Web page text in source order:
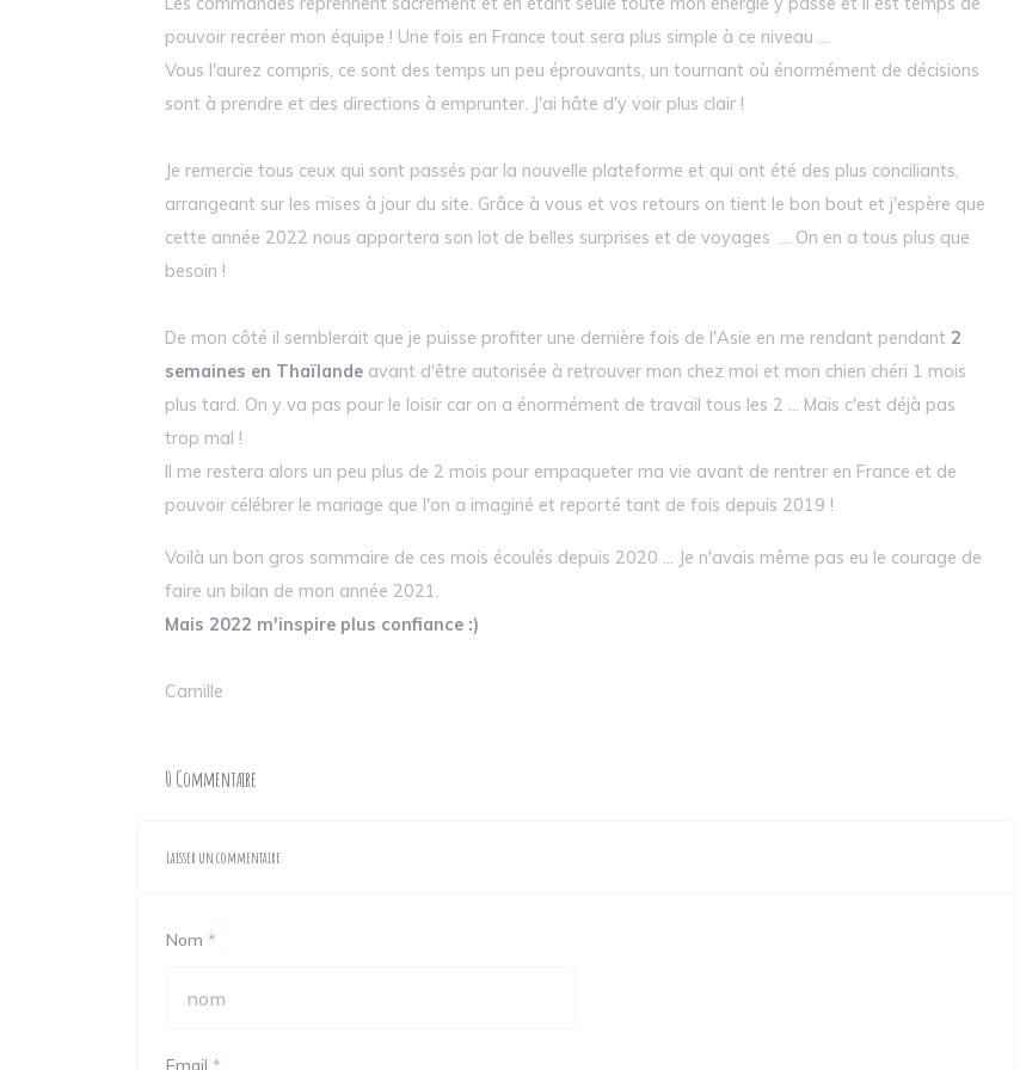
pouvoir recréer mon équipe ! Une fois en France tout sera plus simple à ce niveau ...
Vous l'aurez compris, ce sont des temps un peu éprouvants, un tournant où énormément de décisions
sont à prendre et des directions à emprunter. J'ai hâte d'y voir plus clair !
Je remercie tous ceux qui sont passés par la nouvelle plateforme et qui ont été des plus conciliants,
arrangeant sur les mises à jour du site. Grâce à vous et vos retours on tient le bon bout et j'espère que
cette année 2022 nous apportera son lot de belles surprises et de voyages ... On en a tous plus que
besoin !
De mon côté il semblerait que je puisse profiter une dernière fois de l'Asie en me rendant pendant 2
semaines en Thaïlande avant d'être autorisée à retrouver mon chez moi et mon chien chéri 1 mois
plus tard. On y va pas pour le loisir car on a énormément de travail tous les 2 ... Mais c'est déjà pas
trop mal !
Il me restera alors un peu plus de 2 mois pour empaqueter ma vie avant de rentrer en France et de
pouvoir célébrer le mariage que l'on a imaginé et reporté tant de fois depuis 2019 !
Voilà un bon gros sommaire de ces mois écoulés depuis 2020 ... Je n'avais même pas eu le courage de
faire un bilan de mon année 2021.
Mais 2022 m'inspire plus confiance :)
Camille
0 Commentaire
Laisser un commentaire
Nom *
Email *